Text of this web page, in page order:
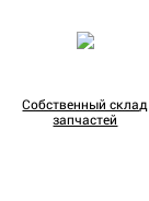
Собственный склад
запчастей